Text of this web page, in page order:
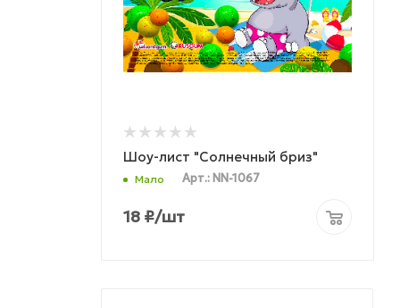
Шоу-лист "Солнечный бриз"
Мало Арт.: NN-1067
18 ₽/шт